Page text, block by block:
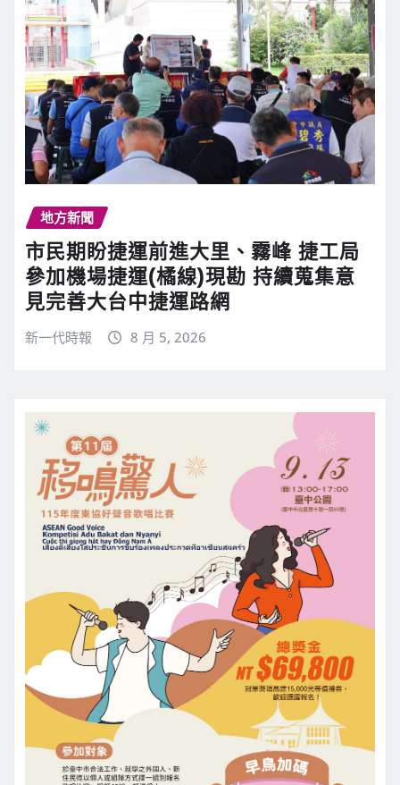
地方新聞
市民期盼捷運前進大里、霧峰 捷工局
參加機場捷運(橘線)現勘 持續蒐集意
見完善大台中捷運路網
新一代時報 8 月 5, 2026